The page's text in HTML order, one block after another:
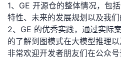
1、 GE 开源仓的整体情况，包
特性、 未来的发展规划以及我
2、 GE 的优秀实践，通过实际
的了解到图模式在大模型推理
非常欢迎开发者朋友们在公众